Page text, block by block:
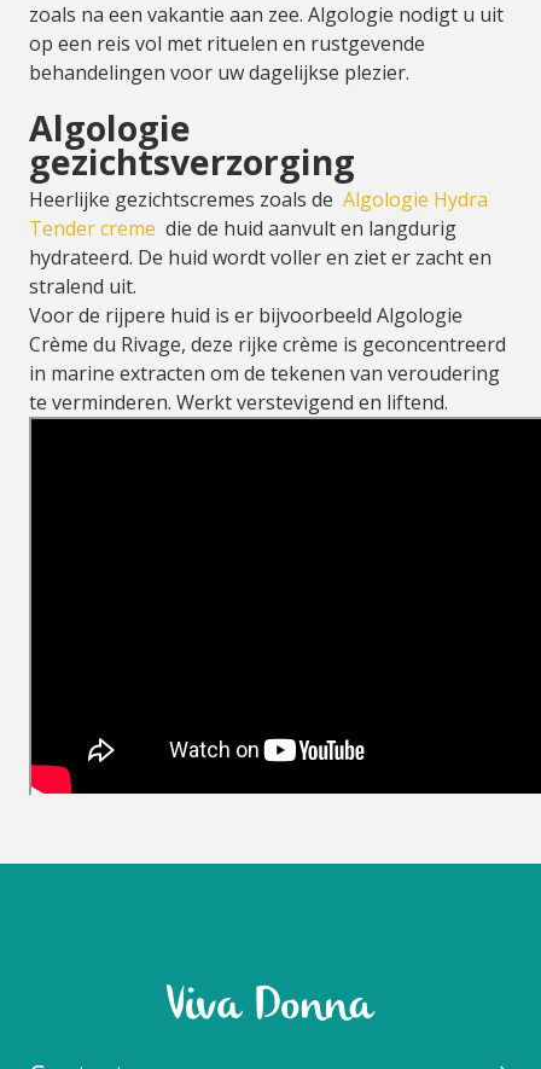
zoals na een vakantie aan zee. Algologie nodigt u uit
op een reis vol met rituelen en rustgevende
behandelingen voor uw dagelijkse plezier.
Algologie
gezichtsverzorging
Heerlijke gezichtscremes zoals de Algologie Hydra
Tender creme die de huid aanvult en langdurig
hydrateerd. De huid wordt voller en ziet er zacht en
stralend uit.
Voor de rijpere huid is er bijvoorbeeld Algologie
Crème du Rivage, deze rijke crème is geconcentreerd
in marine extracten om de tekenen van veroudering
te verminderen. Werkt verstevigend en liftend.